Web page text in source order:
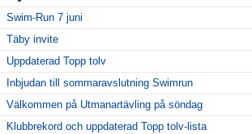
Swim-Run 7 juni
Täby invite
Uppdaterad Topp tolv
Inbjudan till sommaravslutning Swimrun
Välkommen på Utmanartävling på söndag
Klubbrekord och uppdaterad Topp tolv-lista